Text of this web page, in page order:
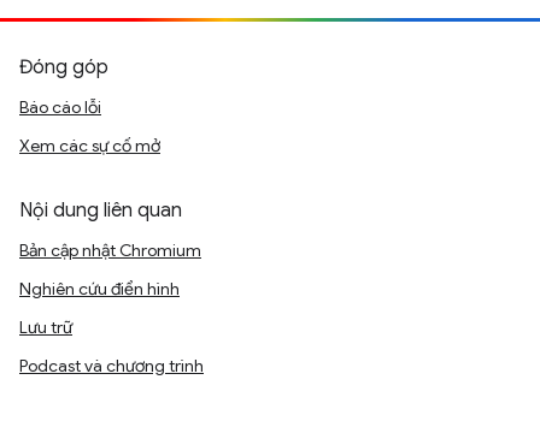
Đóng góp
Báo cáo lỗi
Xem các sự cố mở
Nội dung liên quan
Bản cập nhật Chromium
Nghiên cứu điển hình
Lưu trữ
Podcast và chương trình